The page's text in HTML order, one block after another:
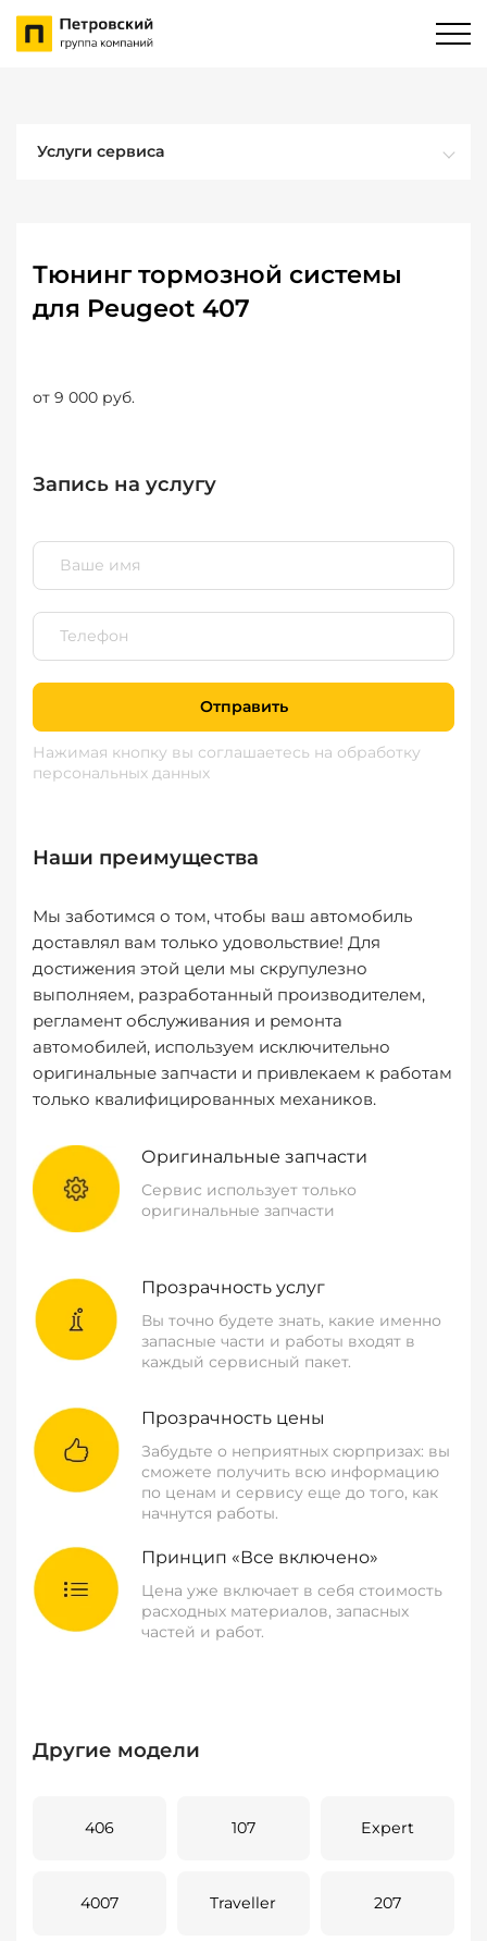
Услуги сервиса
Тюнинг тормозной системы
для Peugeot 407
от 9 000 руб.
Запись на услугу
Отправить
Нажимая кнопку вы соглашаетесь на обработку
персональных данных
Наши преимущества
Мы заботимся о том, чтобы ваш автомобиль
доставлял вам только удовольствие! Для
достижения этой цели мы скрупулезно
выполняем, разработанный производителем,
регламент обслуживания и ремонта
автомобилей, используем исключительно
оригинальные запчасти и привлекаем к работам
только квалифицированных механиков.
Оригинальные запчасти
Сервис использует только
оригинальные запчасти
Прозрачность услуг
Вы точно будете знать, какие именно
запасные части и работы входят в
каждый сервисный пакет.
Прозрачность цены
Забудьте о неприятных сюрпризах: вы
сможете получить всю информацию
по ценам и сервису еще до того, как
начнутся работы.
Принцип «Все включено»
Цена уже включает в себя стоимость
расходных материалов, запасных
частей и работ.
Другие модели
406 107 Expert
4007 Traveller 207